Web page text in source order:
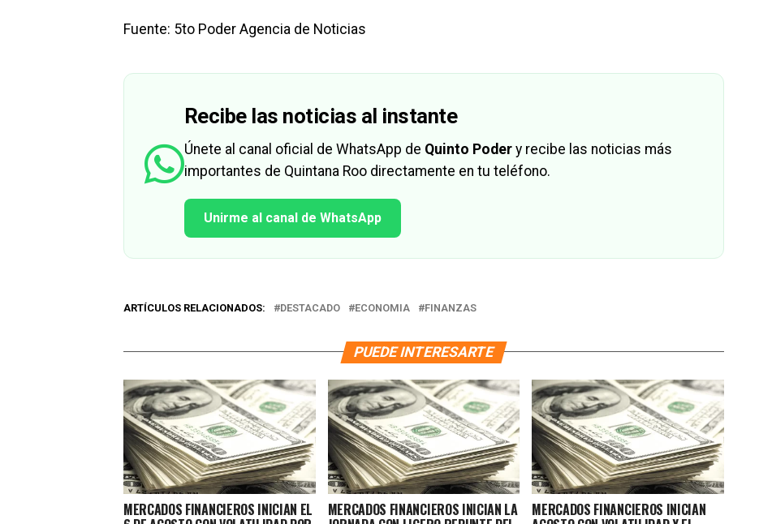
Fuente: 5to Poder Agencia de Noticias
Recibe las noticias al instante
Únete al canal oficial de WhatsApp de Quinto Poder y recibe las noticias más
importantes de Quintana Roo directamente en tu teléfono.
Unirme al canal de WhatsApp
ARTÍCULOS RELACIONADOS: DESTACADO ECONOMIA FINANZAS
PUEDE INTERESARTE
MERCADOS FINANCIEROS INICIAN EL MERCADOS FINANCIEROS INICIAN LA MERCADOS FINANCIEROS INICIAN